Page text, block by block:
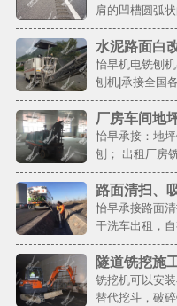
肩的凹槽圆弧
水泥路面白
怡早机电铣刨
刨机|承接全国
厂房车间地
怡早承接：地
刨； 出租厂房
路面清扫、
怡早承接路面
干洗车出租，自
隧道铣挖施
铣挖机可以安
替代挖斗，破碎